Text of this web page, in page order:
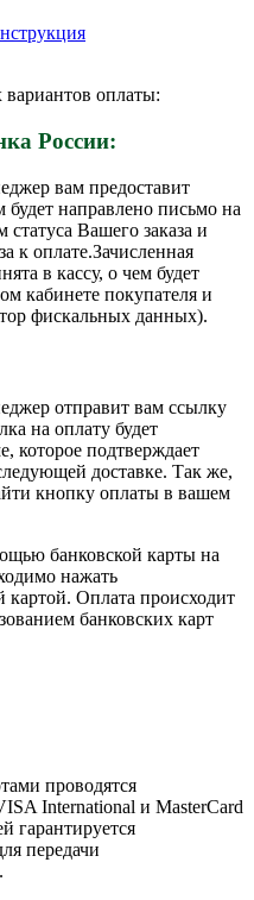
оплаты:
России:
вам предоставит
направлено письмо на
Вашего заказа и
к оплате.Зачисленная
в кассу, о чем будет
кабинете покупателя и
фискальных данных).
отправит вам ссылку
на оплату будет
которое подтверждает
доставке. Так же,
кнопку оплаты в вашем
банковской карты на
нажать
картой. Оплата происходит
банковских карт
проводятся
International и MasterCard
гарантируется
передачи